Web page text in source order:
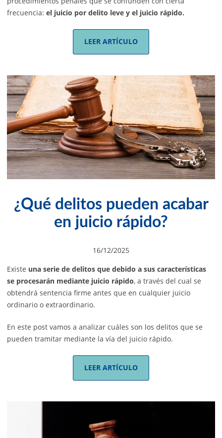
frecuencia: el juicio por delito leve y el juicio rápido.
LEER ARTÍCULO
¿Qué delitos pueden acabar
en juicio rápido?
16/12/2025
Existe una serie de delitos que debido a sus características
se procesarán mediante juicio rápido, a través del cual se
obtendrá sentencia firme antes que en cualquier juicio
ordinario o extraordinario.
En este post vamos a analizar cuáles son los delitos que se
pueden tramitar mediante la vía del juicio rápido.
LEER ARTÍCULO